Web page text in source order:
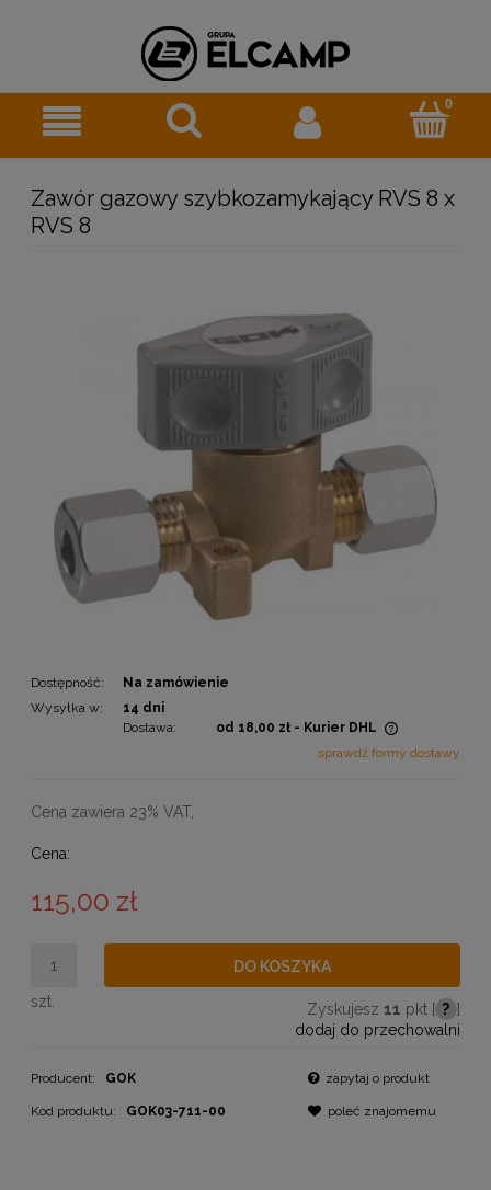
Zawór gazowy szybkozamykający RVS 8 x
RVS 8
Dostępność:
Na zamówienie
Wysyłka w:
14 dni
Dostawa:
od 18,00 zł - Kurier DHL
Cena nie zawiera ewentualnych kosztów płatności
sprawdź formy dostawy
Cena zawiera 23% VAT,
Cena:
115,00 zł
szt.
DO KOSZYKA
Zyskujesz 11 pkt [ ? ]
dodaj do przechowalni
Producent: GOK
Kod produktu: GOK03-711-00
zapytaj o produkt
poleć znajomemu